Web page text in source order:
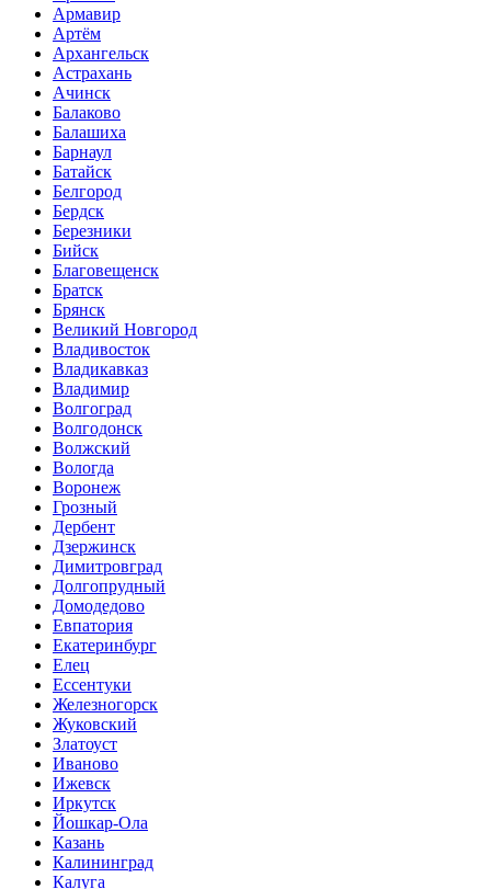
Армавир
Артём
Архангельск
Астрахань
Ачинск
Балаково
Балашиха
Барнаул
Батайск
Белгород
Бердск
Березники
Бийск
Благовещенск
Братск
Брянск
Великий Новгород
Владивосток
Владикавказ
Владимир
Волгоград
Волгодонск
Волжский
Вологда
Воронеж
Грозный
Дербент
Дзержинск
Димитровград
Долгопрудный
Домодедово
Евпатория
Екатеринбург
Елец
Ессентуки
Железногорск
Жуковский
Златоуст
Иваново
Ижевск
Иркутск
Йошкар-Ола
Казань
Калининград
Калуга